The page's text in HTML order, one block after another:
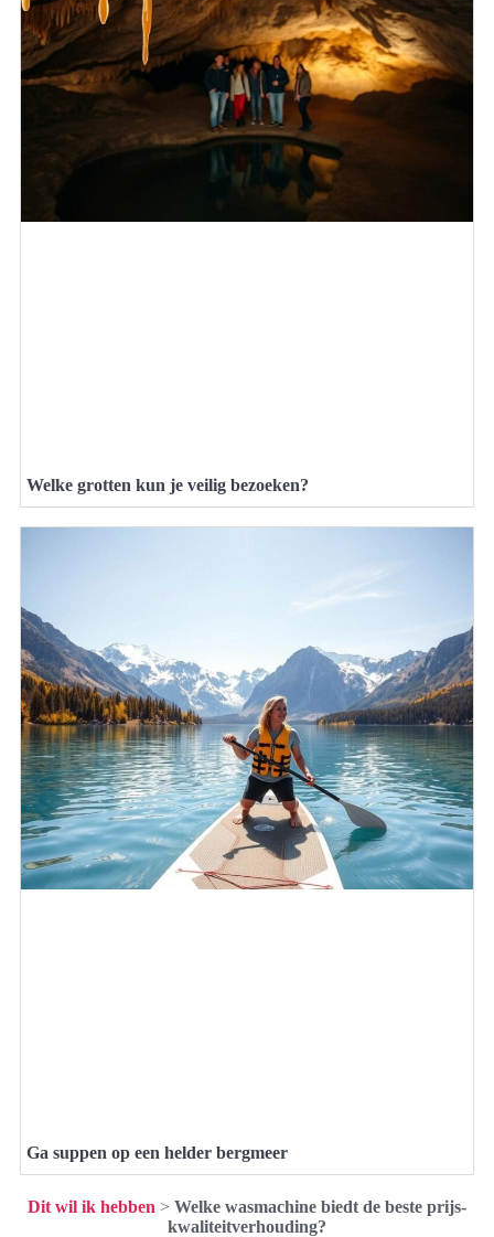
Welke grotten kun je veilig bezoeken?
Ga suppen op een helder bergmeer
Dit wil ik hebben > Welke wasmachine biedt de beste prijs-
kwaliteitverhouding?